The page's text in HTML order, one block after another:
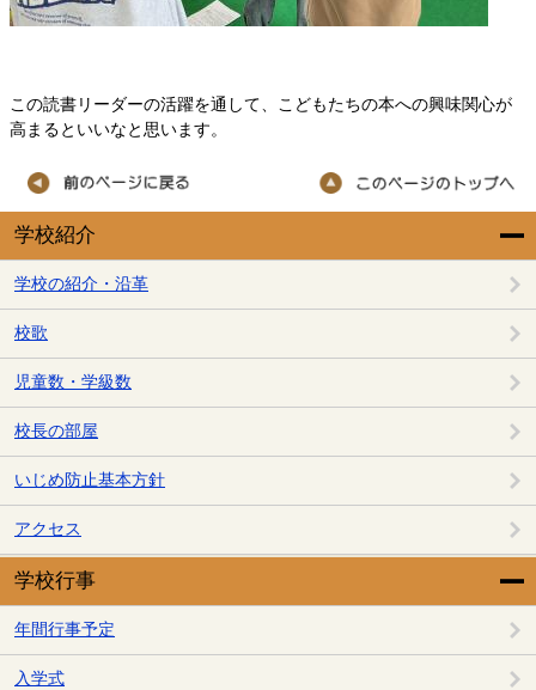
学校紹介
学校の紹介・沿革
校歌
児童数・学級数
校長の部屋
いじめ防止基本方針
アクセス
学校行事
年間行事予定
入学式
この読書リーダーの活躍を通して、こどもたちの本への興味関心が
高まるといいなと思います。